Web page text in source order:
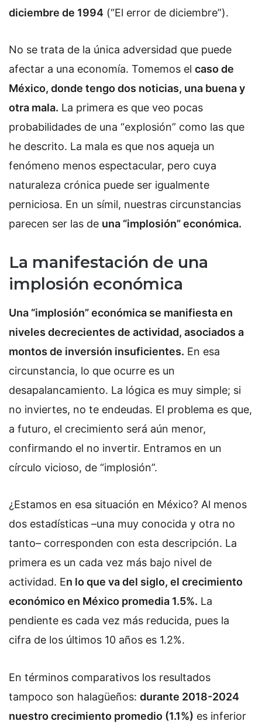
diciembre de 1994 (“El error de diciembre”).
No se trata de la única adversidad que puede
afectar a una economía. Tomemos el caso de
México, donde tengo dos noticias, una buena y
otra mala. La primera es que veo pocas
probabilidades de una “explosión” como las que
he descrito. La mala es que nos aqueja un
fenómeno menos espectacular, pero cuya
naturaleza crónica puede ser igualmente
perniciosa. En un símil, nuestras circunstancias
parecen ser las de una “implosión” económica.
La manifestación de una
implosión económica
Una “implosión” económica se manifiesta en
niveles decrecientes de actividad, asociados a
montos de inversión insuficientes. En esa
circunstancia, lo que ocurre es un
desapalancamiento. La lógica es muy simple; si
no inviertes, no te endeudas. El problema es que,
a futuro, el crecimiento será aún menor,
confirmando el no invertir. Entramos en un
círculo vicioso, de “implosión”.
¿Estamos en esa situación en México? Al menos
dos estadísticas –una muy conocida y otra no
tanto– corresponden con esta descripción. La
primera es un cada vez más bajo nivel de
actividad. En lo que va del siglo, el crecimiento
económico en México promedia 1.5%. La
pendiente es cada vez más reducida, pues la
cifra de los últimos 10 años es 1.2%.
En términos comparativos los resultados
tampoco son halagüeños: durante 2018-2024
nuestro crecimiento promedio (1.1%) es inferior